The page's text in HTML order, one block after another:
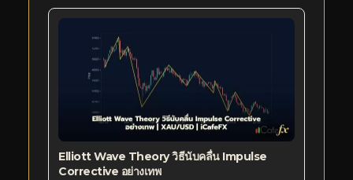
Elliott Wave Theory วิธีนับคลื่น Impulse
Corrective อย่างเทพ